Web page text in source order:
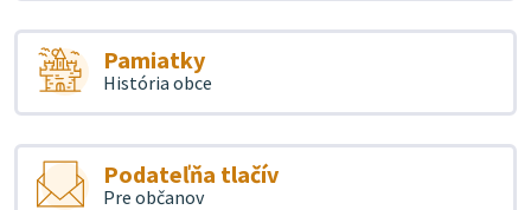
Pamiatky
História obce
Podateľňa tlačív
Pre občanov